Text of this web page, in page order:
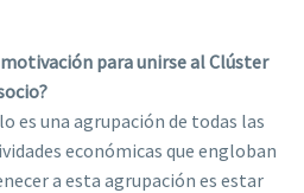
para unirse al Clúster
es una agrupación de todas las
económicas que engloban
a esta agrupación es estar